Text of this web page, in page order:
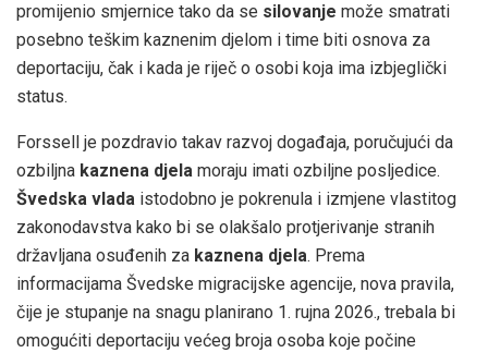
promijenio smjernice tako da se silovanje može smatrati
posebno teškim kaznenim djelom i time biti osnova za
deportaciju, čak i kada je riječ o osobi koja ima izbjeglički
status.
Forssell je pozdravio takav razvoj događaja, poručujući da
ozbiljna kaznena djela moraju imati ozbiljne posljedice.
Švedska vlada istodobno je pokrenula i izmjene vlastitog
zakonodavstva kako bi se olakšalo protjerivanje stranih
državljana osuđenih za kaznena djela. Prema
informacijama Švedske migracijske agencije, nova pravila,
čije je stupanje na snagu planirano 1. rujna 2026., trebala bi
omogućiti deportaciju većeg broja osoba koje počine